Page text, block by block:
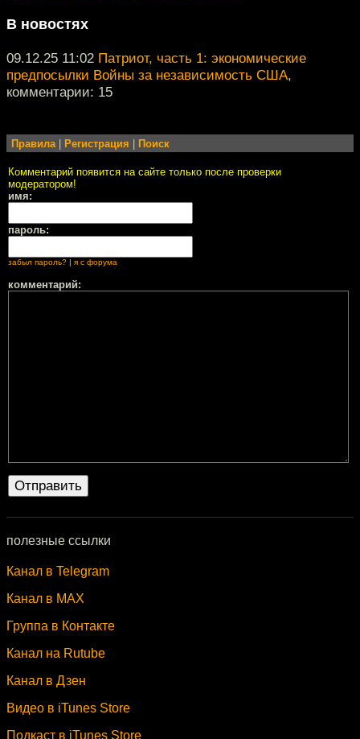
В новостях
09.12.25 11:02 Патриот, часть 1: экономические
предпосылки Войны за независимость США,
комментарии: 15
Правила| Регистрация Поиск
Комментарий появится на сайте только после проверки
модератором!
имя:
пароль:
забыл пароль? я с форума
комментарий:
полезные ссылки
Канал в Telegram
Канал в MAX
Группа в Контакте
Канал на Rutube
Канал в Дзен
Видео в iTunes Store
Подкаст в iTunes Store